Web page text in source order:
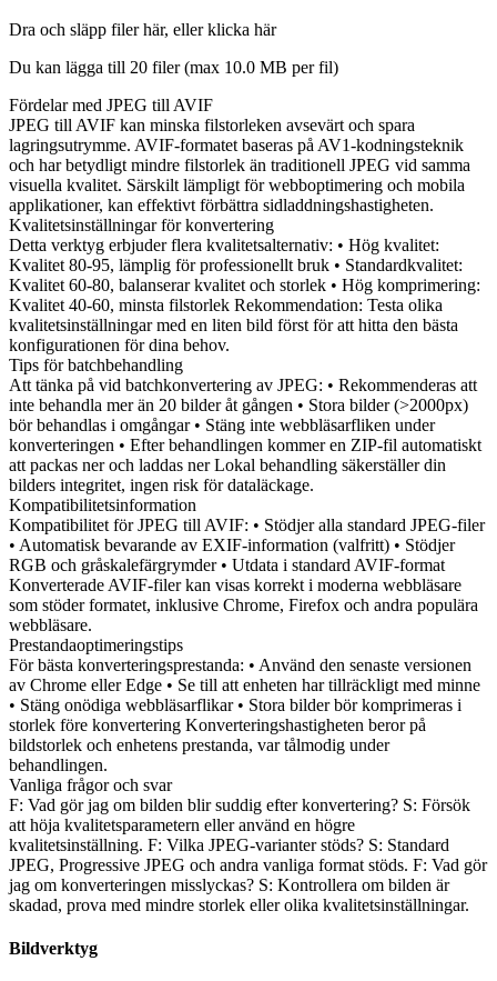
Dra och släpp filer här, eller klicka här
Du kan lägga till 20 filer (max 10.0 MB per fil)
Fördelar med JPEG till AVIF
JPEG till AVIF kan minska filstorleken avsevärt och spara
lagringsutrymme. AVIF-formatet baseras på AV1-kodningsteknik
och har betydligt mindre filstorlek än traditionell JPEG vid samma
visuella kvalitet. Särskilt lämpligt för webboptimering och mobila
applikationer, kan effektivt förbättra sidladdningshastigheten.
Kvalitetsinställningar för konvertering
Detta verktyg erbjuder flera kvalitetsalternativ: • Hög kvalitet:
Kvalitet 80-95, lämplig för professionellt bruk • Standardkvalitet:
Kvalitet 60-80, balanserar kvalitet och storlek • Hög komprimering:
Kvalitet 40-60, minsta filstorlek Rekommendation: Testa olika
kvalitetsinställningar med en liten bild först för att hitta den bästa
konfigurationen för dina behov.
Tips för batchbehandling
Att tänka på vid batchkonvertering av JPEG: • Rekommenderas att
inte behandla mer än 20 bilder åt gången • Stora bilder (>2000px)
bör behandlas i omgångar • Stäng inte webbläsarfliken under
konverteringen • Efter behandlingen kommer en ZIP-fil automatiskt
att packas ner och laddas ner Lokal behandling säkerställer din
bilders integritet, ingen risk för dataläckage.
Kompatibilitetsinformation
Kompatibilitet för JPEG till AVIF: • Stödjer alla standard JPEG-filer
• Automatisk bevarande av EXIF-information (valfritt) • Stödjer
RGB och gråskalefärgrymder • Utdata i standard AVIF-format
Konverterade AVIF-filer kan visas korrekt i moderna webbläsare
som stöder formatet, inklusive Chrome, Firefox och andra populära
webbläsare.
Prestandaoptimeringstips
För bästa konverteringsprestanda: • Använd den senaste versionen
av Chrome eller Edge • Se till att enheten har tillräckligt med minne
• Stäng onödiga webbläsarflikar • Stora bilder bör komprimeras i
storlek före konvertering Konverteringshastigheten beror på
bildstorlek och enhetens prestanda, var tålmodig under
behandlingen.
Vanliga frågor och svar
F: Vad gör jag om bilden blir suddig efter konvertering? S: Försök
att höja kvalitetsparametern eller använd en högre
kvalitetsinställning. F: Vilka JPEG-varianter stöds? S: Standard
JPEG, Progressive JPEG och andra vanliga format stöds. F: Vad gör
jag om konverteringen misslyckas? S: Kontrollera om bilden är
skadad, prova med mindre storlek eller olika kvalitetsinställningar.
Bildverktyg